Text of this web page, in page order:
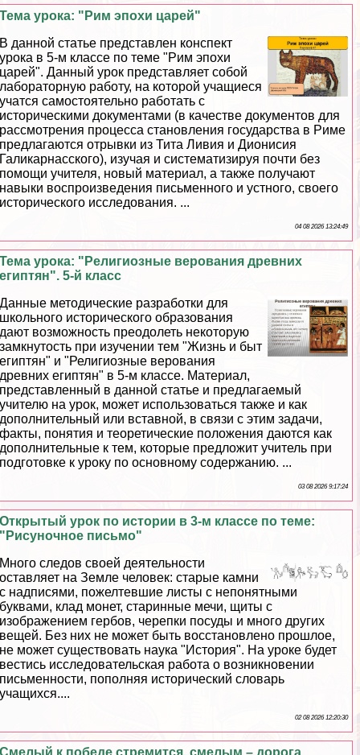
Тема урока: "Рим эпохи царей"
В данной статье представлен конспект
урока в 5-м классе по теме "Рим эпохи
царей". Данный урок представляет собой
лабораторную работу, на которой учащиеся
учатся самостоятельно работать с
историческими документами (в качестве документов для
рассмотрения процесса становления государства в Риме
предлагаются отрывки из Тита Ливия и Дионисия
Галикарнасского), изучая и систематизируя почти без
помощи учителя, новый материал, а также получают
навыки воспроизведения письменного и устного, своего
исторического исследования. ...
04 08 2026 13:24:49
Тема урока: "Религиозные верования древних
египтян". 5-й класс
Данные методические разработки для
школьного исторического образования
дают возможность преодолеть некоторую
замкнутость при изучении тем "Жизнь и быт
египтян" и "Религиозные верования
древних египтян" в 5-м классе. Материал,
представленный в данной статье и предлагаемый
учителю на урок, может использоваться также и как
дополнительный или вставной, в связи с этим задачи,
факты, понятия и теоретические положения даются как
дополнительные к тем, которые предложит учитель при
подготовке к уроку по основному содержанию. ...
03 08 2026 9:17:24
Открытый урок по истории в 3-м классе по теме:
"Рисуночное письмо"
Много следов своей деятельности
оставляет на Земле человек: старые камни
с надписями, пожелтевшие листы с непонятными
буквами, клад монет, старинные мечи, щиты с
изображением гербов, черепки посуды и много других
вещей. Без них не может быть восстановлено прошлое,
не может существовать наука "История". На уроке будет
вестись исследовательская работа о возникновении
письменности, пополняя исторический словарь
учащихся....
02 08 2026 12:20:30
Смелый к победе стремится, смелым – дорога